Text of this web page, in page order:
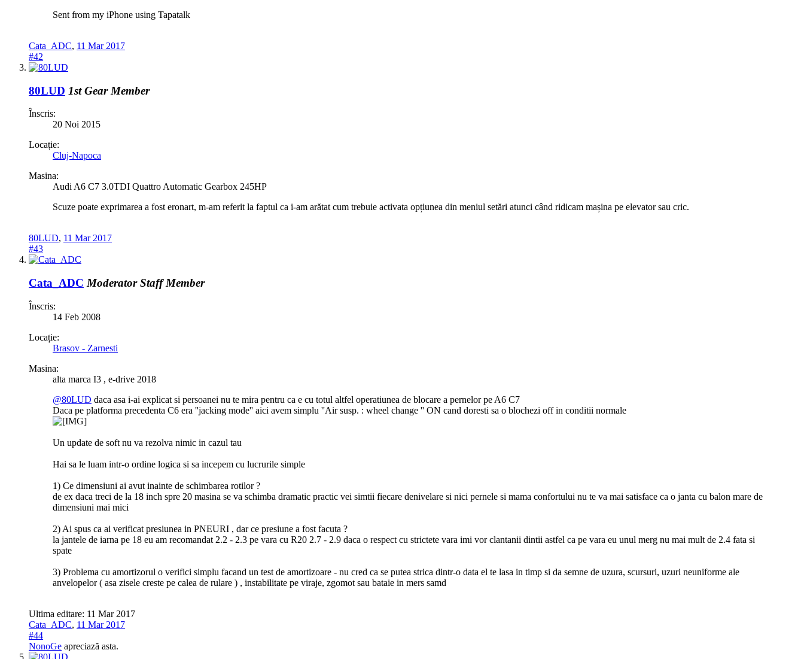
Sent from my iPhone using Tapatalk
Cata_ADC, 11 Mar 2017
#42
80LUD 1st Gear Member
Înscris:
20 Noi 2015
Locație:
Cluj-Napoca
Masina:
Audi A6 C7 3.0TDI Quattro Automatic Gearbox 245HP
Scuze poate exprimarea a fost eronart, m-am referit la faptul ca i-am arătat cum trebuie activata opțiunea din meniul setări atunci când ridicam mașina pe elevator sau cric.
80LUD, 11 Mar 2017
#43
Cata_ADC Moderator Staff Member
Înscris:
14 Feb 2008
Locație:
Brasov - Zarnesti
Masina:
alta marca I3 , e-drive 2018
@80LUD daca asa i-ai explicat si persoanei nu te mira pentru ca e cu totul altfel operatiunea de blocare a pernelor pe A6 C7
Daca pe platforma precedenta C6 era ''jacking mode'' aici avem simplu ''Air susp. : wheel change '' ON cand doresti sa o blochezi off in conditii normale
Un update de soft nu va rezolva nimic in cazul tau
Hai sa le luam intr-o ordine logica si sa incepem cu lucrurile simple
1) Ce dimensiuni ai avut inainte de schimbarea rotilor ?
de ex daca treci de la 18 inch spre 20 masina se va schimba dramatic practic vei simtii fiecare denivelare si nici pernele si mama confortului nu te va mai satisface ca o janta cu balon mare de
dimensiuni mai mici
2) Ai spus ca ai verificat presiunea in PNEURI , dar ce presiune a fost facuta ?
la jantele de iarna pe 18 eu am recomandat 2.2 - 2.3 pe vara cu R20 2.7 - 2.9 daca o respect cu strictete vara imi vor clantanii dintii astfel ca pe vara eu unul merg nu mai mult de 2.4 fata si
spate
3) Problema cu amortizorul o verifici simplu facand un test de amortizoare - nu cred ca se putea strica dintr-o data el te lasa in timp si da semne de uzura, scursuri, uzuri neuniforme ale
anvelopelor ( asa zisele creste pe calea de rulare ) , instabilitate pe viraje, zgomot sau bataie in mers samd
Ultima editare: 11 Mar 2017
Cata_ADC, 11 Mar 2017
#44
NonoGe apreciază asta.